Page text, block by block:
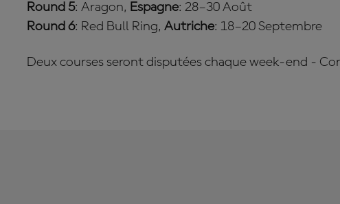
Round 5: Aragon, Espagne: 28–30 Août
Round 6: Red Bull Ring, Autriche: 18–20 Septembre
Deux courses seront disputées chaque week-end -